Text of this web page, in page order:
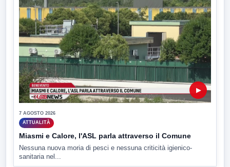
▶
7 AGOSTO 2026
ATTUALITÀ
Miasmi e Calore, l'ASL parla attraverso il Comune
Nessuna nuova moria di pesci e nessuna criticità igienico-
sanitaria nel...